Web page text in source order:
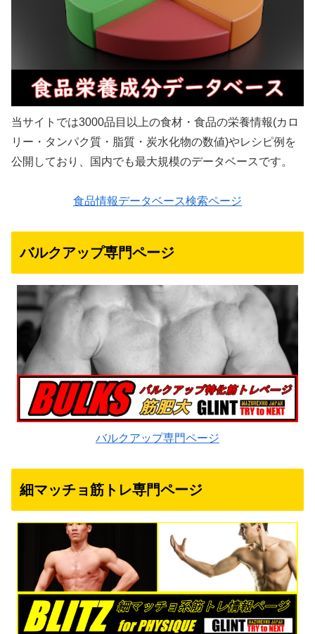
当サイトでは3000品目以上の食材・食品の栄養情報(カロ
リー・タンパク質・脂質・炭水化物の数値)やレシピ例を
公開しており、国内でも最大規模のデータベースです。
食品情報データベース検索ページ
バルクアップ専門ページ
バルクアップ専門ページ
細マッチョ筋トレ専門ページ